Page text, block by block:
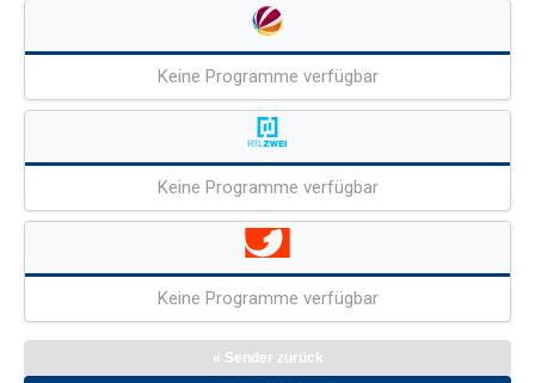
Keine Programme verfügbar
Keine Programme verfügbar
Keine Programme verfügbar
« Sender zurück